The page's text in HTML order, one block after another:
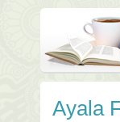
Ayala